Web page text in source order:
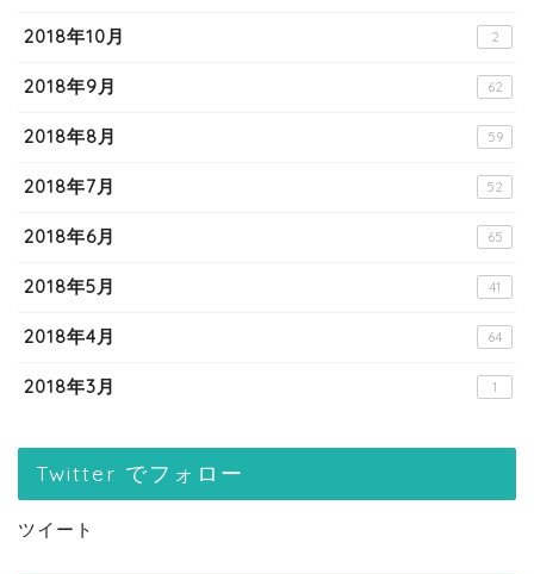
2018年10月 2
2018年9月 62
2018年8月 59
2018年7月 52
2018年6月 65
2018年5月 41
2018年4月 64
2018年3月 1
Twitter でフォロー
ツイート